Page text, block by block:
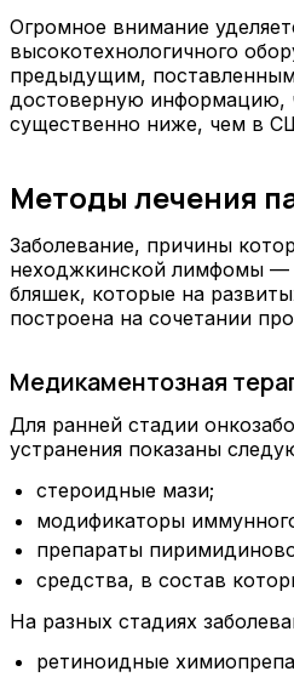
Огромное внимание
высокотехнологичного
предыдущим,
достоверную информацию,
существенно ниже, чем в
Методы лечения
Заболевание, причины
неходжкинской лимфомы —
бляшек, которые на
построена на сочетании
Медикаментозная
Для ранней стадии
устранения показаны
стероидные мази;
модификаторы
препараты
средства, в состав
На разных стадиях
ретиноидные